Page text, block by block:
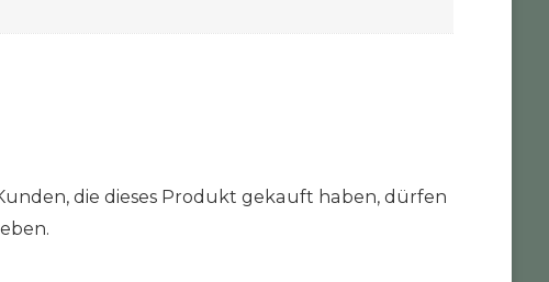
die dieses Produkt gekauft haben, dürfen